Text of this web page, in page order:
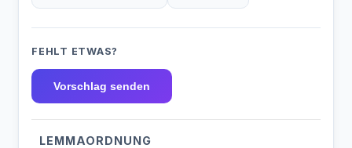
FEHLT ETWAS?
Vorschlag senden
LEMMAORDNUNG